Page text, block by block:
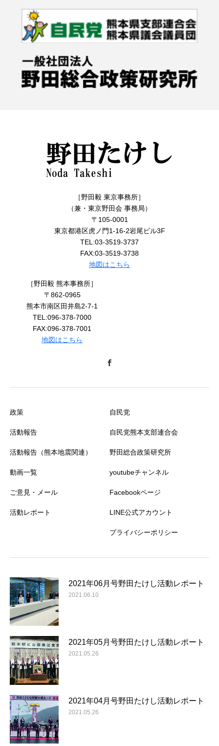
［野田毅 東京事務所］
（兼・東京野田会 事務局）
〒105-0001
東京都港区虎ノ門1-16-2岩尾ビル3F
TEL:03-3519-3737
FAX:03-3519-3738
地図はこちら
［野田毅 熊本事務所］
〒862-0965
熊本市南区田井島2-7-1
TEL:096-378-7000
FAX:096-378-7001
地図はこちら
政策
活動報告
活動報告（熊本地震関連）
動画一覧
ご意見・メール
活動レポート
自民党
自民党熊本支部連合会
野田総合政策研究所
youtubeチャンネル
Facebookページ
LINE公式アカウント
プライバシーポリシー
2021年06月号野田たけし活動レポート
2021.06.10
2021年05月号野田たけし活動レポート
2021.05.26
2021年04月号野田たけし活動レポート
2021.05.26